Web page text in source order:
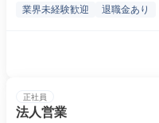
業界未経験歓迎 退職金あり
正社員
法人営業